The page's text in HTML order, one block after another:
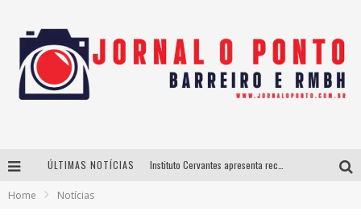
ÚLTIMAS NOTÍCIAS
Home Notícias